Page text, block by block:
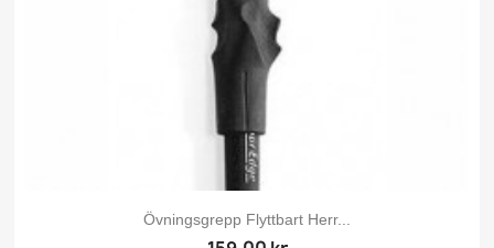
Övningsgrepp Flyttbart Herr...